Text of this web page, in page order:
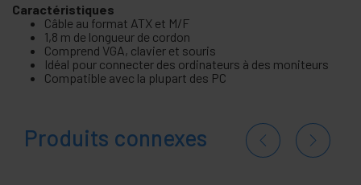
Caractéristiques
Câble au format ATX et M/F
1,8 m de longueur de cordon
Comprend VGA, clavier et souris
Idéal pour connecter des ordinateurs à des moniteurs
Compatible avec la plupart des PC
Produits connexes